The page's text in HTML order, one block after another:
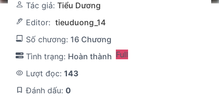
Tác giả: Tiểu Dương
Editor: tieuduong_14
Số chương: 16 Chương
Tình trạng: Hoàn thành Full
Lượt đọc: 143
Đánh dấu: 0